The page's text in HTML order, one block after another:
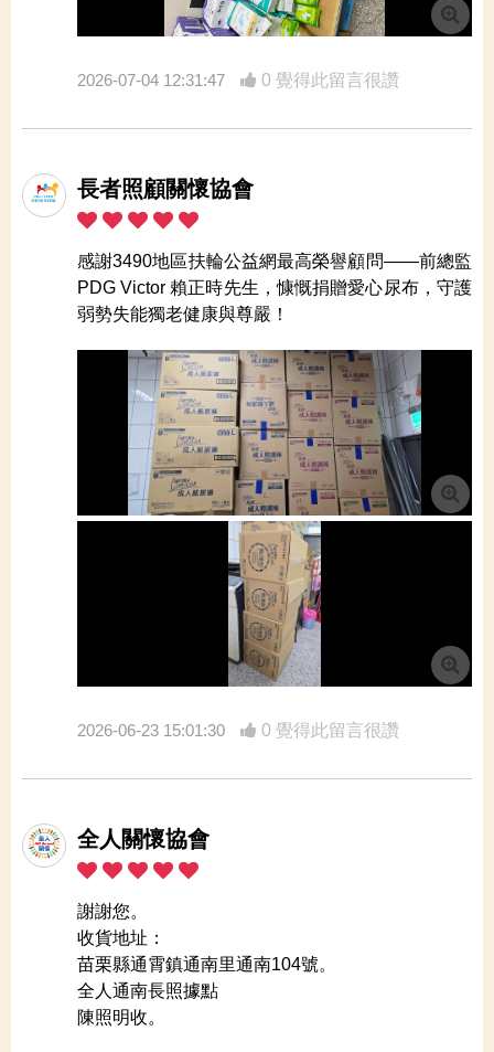
2026-07-04 12:31:47 0 覺得此留言很讚
長者照顧關懷協會
感謝3490地區扶輪公益網最高榮譽顧問——前總監
PDG Victor 賴正時先生，慷慨捐贈愛心尿布，守護
弱勢失能獨老健康與尊嚴！
2026-06-23 15:01:30 0 覺得此留言很讚
全人關懷協會
謝謝您。
收貨地址：
苗栗縣通霄鎮通南里通南104號。
全人通南長照據點
陳照明收。